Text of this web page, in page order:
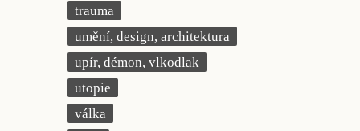
trauma
umění, design, architektura
upír, démon, vlkodlak
utopie
válka